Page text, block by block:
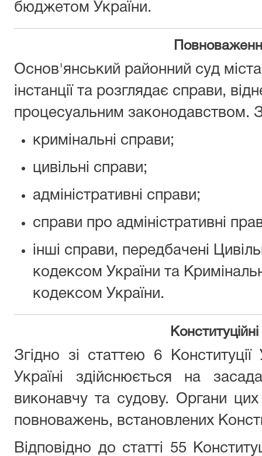
бюджетом України.
Основ'янський районний суд
інстанції та розглядає справи,
процесуальним законодавством.
кримінальні справи;
цивільні справи;
адміністративні справи;
справи про адміністративні
інші справи, передбачені
кодексом України та
кодексом України.
Згідно зі статтею 6
Україні здійснюється на
виконавчу та судову. Органи
повноважень, встановлених
Відповідно до статті 55